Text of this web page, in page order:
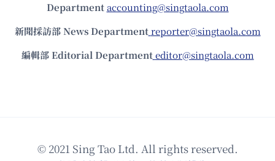
Department accounting@singtaola.com
新聞採訪部 News Department reporter@singtaola.com
編輯部 Editorial Department editor@singtaola.com
© 2021 Sing Tao Ltd. All rights reserved.